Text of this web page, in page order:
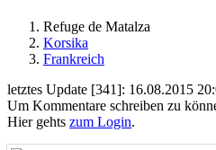
Refuge de Matalza
Korsika
Frankreich
letztes Update [341]: 16.08.2015
Um Kommentare schreiben zu
Hier gehts zum Login.